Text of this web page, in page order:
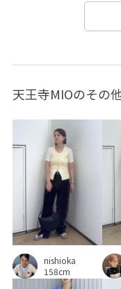
ネックレス
フ
マキシスカート ミ
ラップスカート リ
上品 伸縮性 使
安定感 小物 巾
抜け感 牛革
長財布
天王寺MIOのその
nishioka
158cm